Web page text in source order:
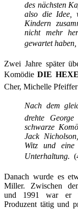
des nächsten
also die Idee,
Kindern
nicht mehr
gewartet
Zwei Jahre später
KomödieDIE
Cher, Michelle
Nach dem
drehte
schwarze
Jack
Witz und eine
Unterhaltung.
Danach wurde es
Miller. Zwischen
und 1991 war er
Produzent tätig und